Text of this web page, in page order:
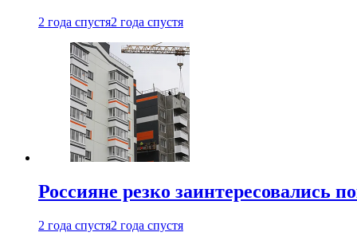
2 года спустя2 года спустя
Россияне резко заинтересовались
2 года спустя2 года спустя